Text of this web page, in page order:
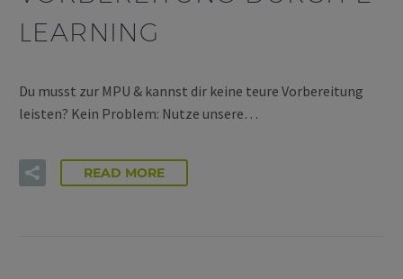
LEARNING
Du musst zur MPU & kannst dir keine teure Vorbereitung
leisten? Kein Problem: Nutze unsere…
READ MORE